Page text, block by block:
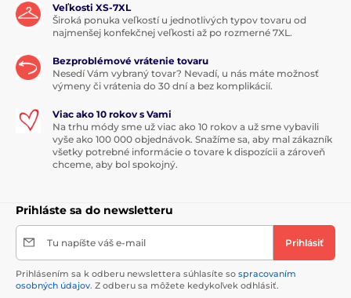
Veľkosti XS-7XL
Široká ponuka veľkostí u jednotlivých typov tovaru od
najmenšej konfekčnej veľkosti až po rozmerné 7XL.
Bezproblémové vrátenie tovaru
Nesedí Vám vybraný tovar? Nevadí, u nás máte možnosť
výmeny či vrátenia do 30 dní a bez komplikácií.
Viac ako 10 rokov s Vami
Na trhu módy sme už viac ako 10 rokov a už sme vybavili
vyše ako 100 000 objednávok. Snažíme sa, aby mal zákazník
všetky potrebné informácie o tovare k dispozícii a zároveň
chceme, aby bol spokojný.
Prihláste sa do newsletteru
Tu napíšte váš e-mail Prihlásiť
Prihlásením sa k odberu newslettera súhlasíte so spracovaním
osobných údajov. Z odberu sa môžete kedykoľvek odhlásiť.